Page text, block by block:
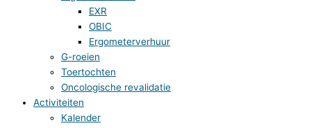
EXR
OBIC
Ergometerverhuur
G-roeien
Toertochten
Oncologische revalidatie
Activiteiten
Kalender